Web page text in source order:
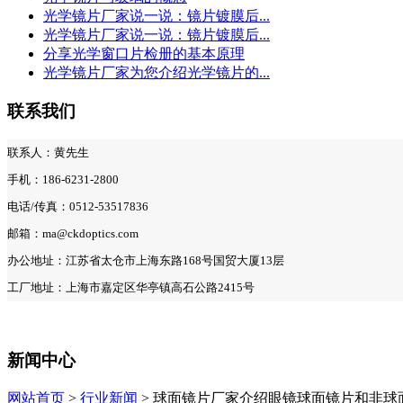
光学镜片厂家说一说：镜片镀膜后...
光学镜片厂家说一说：镜片镀膜后...
分享光学窗口片检册的基本原理
光学镜片厂家为您介绍光学镜片的...
联系我们
联系人：黄先生
手机：186-6231-2800
电话/传真：0512-53517836
邮箱：ma@ckdoptics.com
办公地址：江苏省太仓市上海东路168号国贸大厦13层
工厂地址：上海市嘉定区华亭镇高石公路2415号
新闻中心
网站首页 > 行业新闻 > 球面镜片厂家介绍​眼镜球面镜片和非球